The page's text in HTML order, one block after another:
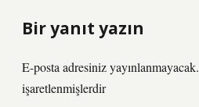
Bir yanıt yazın
E-posta adresiniz yayınlanmayacak.
işaretlenmişlerdir